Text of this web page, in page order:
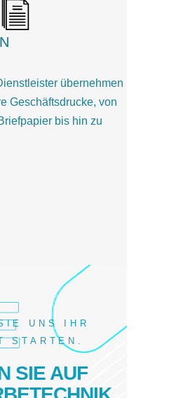
übernehmen
Geschäftsdrucke, von
bis hin zu
UNS IHR
STARTEN.
SIE AUF